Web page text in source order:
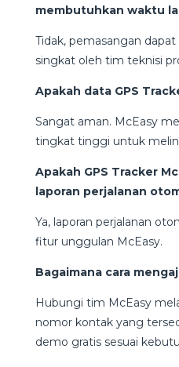
membutuhkan waktu
Tidak, pemasangan
singkat oleh tim teknisi
Apakah data GPS
Sangat aman. McEasy
tingkat tinggi untuk
Apakah GPS Tracker
laporan perjalanan
Ya, laporan perjalanan
fitur unggulan McEasy.
Bagaimana cara
Hubungi tim McEasy
nomor kontak yang
demo gratis sesuai